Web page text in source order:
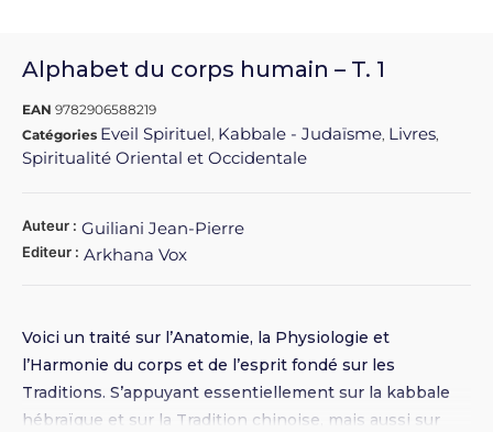
Alphabet du corps humain – T. 1
EAN 9782906588219
Catégories Eveil Spirituel, Kabbale - Judaïsme, Livres,
Spiritualité Oriental et Occidentale
Auteur : Guiliani Jean-Pierre
Editeur : Arkhana Vox
Voici un traité sur l’Anatomie, la Physiologie et
l’Harmonie du corps et de l’esprit fondé sur les
Traditions. S’appuyant essentiellement sur la kabbale
hébraïque et sur la Tradition chinoise, mais aussi sur